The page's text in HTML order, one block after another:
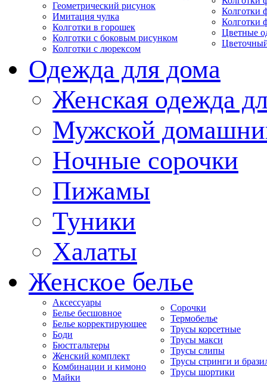
Геометрический рисунок
Имитация чулка
Колготки в горошек
Колготки с боковым рисунком
Колготки с люрексом
Колготки
Колготки
Цветные
Одежда для дома
Женская одежда
Мужской
Ночные сорочки
Пижамы
Туники
Халаты
Женское белье
Аксессуары
Белье бесшовное
Белье корректирующее
Боди
Бюстгальтеры
Женский комплект
Комбинации и кимоно
Майки
Сорочки
Термобелье
Трусы корсетные
Трусы макси
Трусы слипы
Трусы стринги и
Трусы шортики